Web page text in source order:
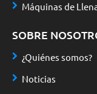
Máquinas de
SOBRE
¿Quiénes somos?
Noticias